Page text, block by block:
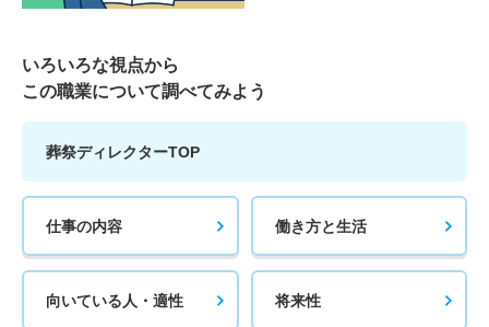
いろいろな視点から
この職業について調べてみよう
葬祭ディレクターTOP
仕事の内容 働き方と生活
向いている人・適性 将来性